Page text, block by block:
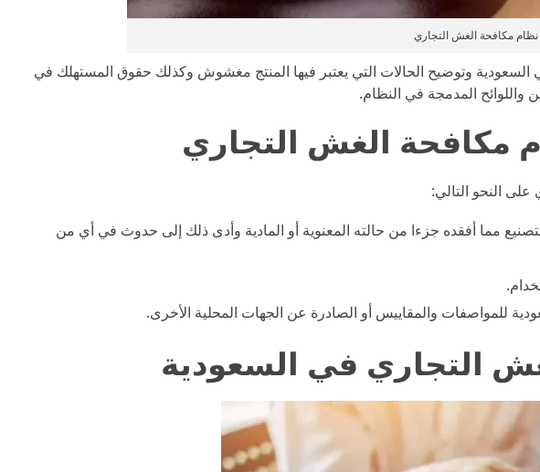
نظام مكافحة الغش التجاري
السعودية وتوضيح الحالات التي يعتبر فيها المنتج مغشوش وكذلك حقوق المستهلك في
واللوائح المدمجة في النظام.
مكافحة الغش التجاري
النحو التالي:
مما أفقده جزءا من حالته المعنوية أو المادية وأدى ذلك إلى حدوث في أي من
للمواصفات والمقاييس أو الصادرة عن الجهات المحلية الأخرى.
التجاري في السعودية